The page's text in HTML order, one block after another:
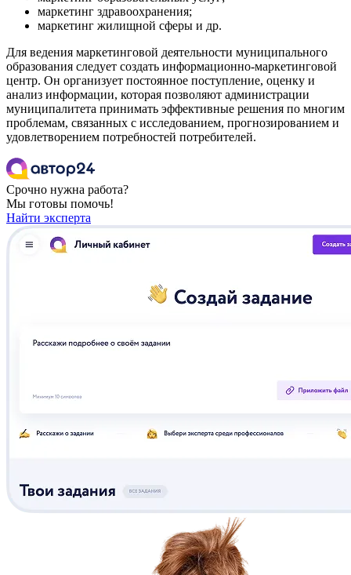
маркетинг здравоохранения;
маркетинг жилищной сферы и др.
Для ведения маркетинговой деятельности муниципального
образования следует создать информационно-маркетинговой
центр. Он организует постоянное поступление, оценку и
анализ информации, которая позволяют администрации
муниципалитета принимать эффективные решения по многим
проблемам, связанных с исследованием, прогнозированием и
удовлетворением потребностей потребителей.
Срочно нужна работа?
Мы готовы помочь!
Найти эксперта